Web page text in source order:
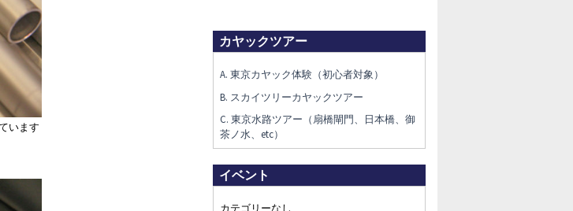
います
カヤックツアー
A. 東京カヤック体験（初心者対象）
B. スカイツリーカヤックツアー
C. 東京水路ツアー（扇橋閘門、日本橋、御
茶ノ水、etc）
イベント
カテゴリーなし